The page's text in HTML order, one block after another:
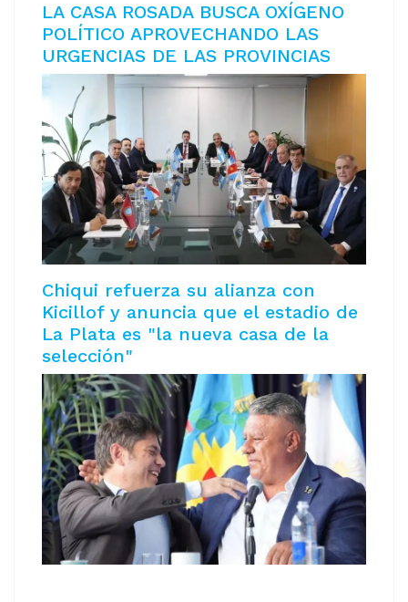
LA CASA ROSADA BUSCA OXÍGENO
POLÍTICO APROVECHANDO LAS
URGENCIAS DE LAS PROVINCIAS
Chiqui refuerza su alianza con
Kicillof y anuncia que el estadio de
La Plata es "la nueva casa de la
selección"